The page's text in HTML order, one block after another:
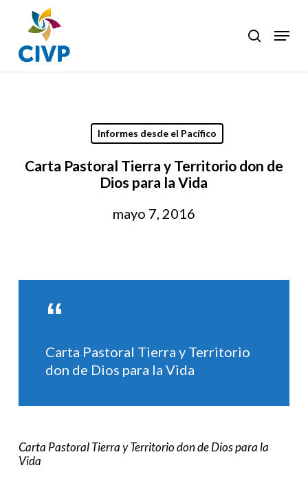
main
content
search
Menu
Informes desde el Pacífico
Carta Pastoral Tierra y Territorio don de
Dios para la Vida
mayo 7, 2016
Carta Pastoral Tierra y Territorio
don de Dios para la Vida
Carta Pastoral Tierra y Territorio don de Dios para la
Vida
Close